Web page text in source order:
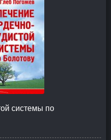
системы по